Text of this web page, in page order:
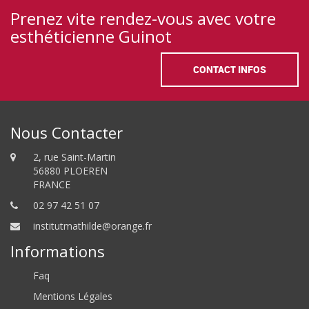
Prenez vite rendez-vous avec votre
esthéticienne Guinot
CONTACT INFOS
Nous Contacter
2, rue Saint-Martin
56880 PLOEREN
FRANCE
02 97 42 51 07
institutmathilde@orange.fr
Informations
Faq
Mentions Légales